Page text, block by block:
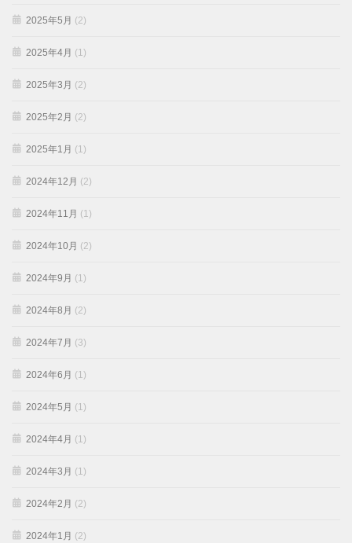
2025年5月 (2)
2025年4月 (1)
2025年3月 (2)
2025年2月 (2)
2025年1月 (1)
2024年12月 (2)
2024年11月 (1)
2024年10月 (2)
2024年9月 (1)
2024年8月 (2)
2024年7月 (3)
2024年6月 (1)
2024年5月 (1)
2024年4月 (1)
2024年3月 (1)
2024年2月 (2)
2024年1月 (2)